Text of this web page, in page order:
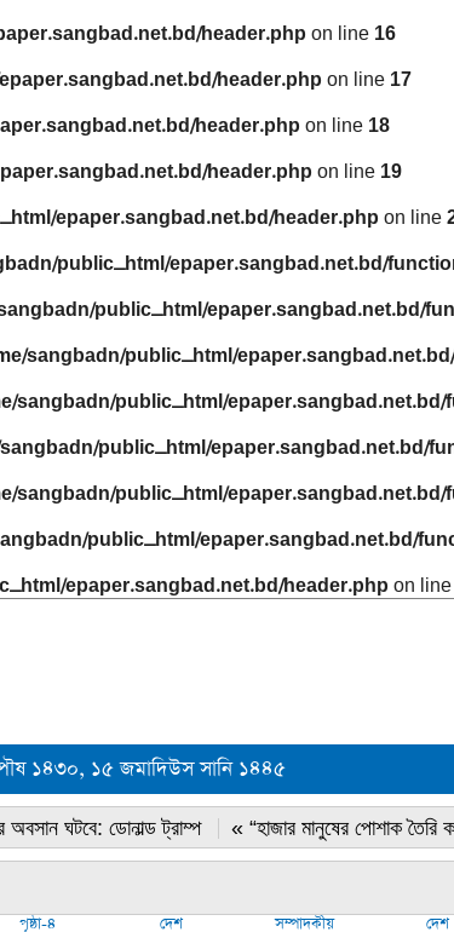
header.php on line 16
header.php on line 17
header.php on line 18
header.php on line 19
epaper.sangbad.net.bd/header.php on line
public_html/epaper.sangbad.net.bd/
public_html/epaper.sangbad.net.bd/
sangbadn/public_html/
sangbadn/public_html/
public_html/epaper.sangbad.net.bd/
sangbadn/public_html/
public_html/epaper.sangbad.net.bd/
epaper.sangbad.net.bd/header.php on line
১৪৩০, ১৫ জমাদিউস সানি ১৪৪৫
ঘটবে: ডোনাল্ড ট্রাম্প « “হাজার মানুষের পোশাক তৈরি
পৃষ্ঠা-৪ দেশ সম্পাদকীয় দেশ